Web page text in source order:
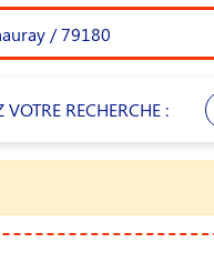
VOTRE RECHERCHE :